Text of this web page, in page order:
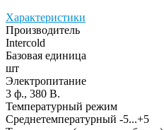
Характеристики
Производитель
Intercold
Базовая единица
шт
Электропитание
3 ф., 380 В.
Температурный режим
Среднетемпературный -5...+5